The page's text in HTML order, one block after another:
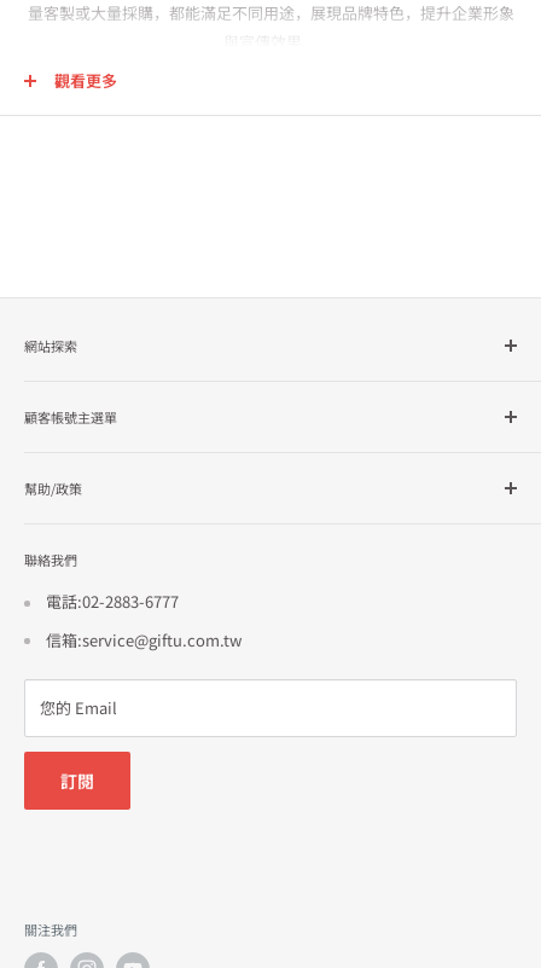
量客製或大量採購，都能滿足不同用途，展現品牌特色，提升企業形象
觀看更多
網站探索
品牌總覽
顧客帳號主選單
訂單查詢
幫助/政策
使用條款
招商合作
聯絡我們
電話:02-2883-6777
信箱:service@giftu.com.tw
您的 Email
訂閱
關注我們